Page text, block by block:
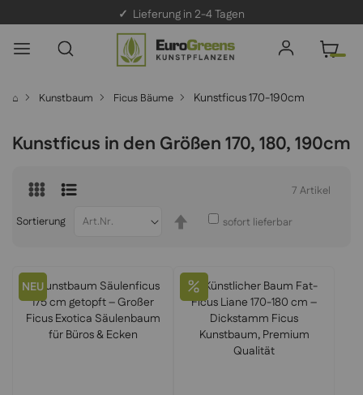
✓ Lieferung in 2-4 Tagen
⌂ Kunstbaum Ficus Bäume Kunstficus 170-190cm
Kunstficus in den Größen 170, 180, 190cm
7 Artikel
Sortierung
absteigender
sofort lieferbar
NEU